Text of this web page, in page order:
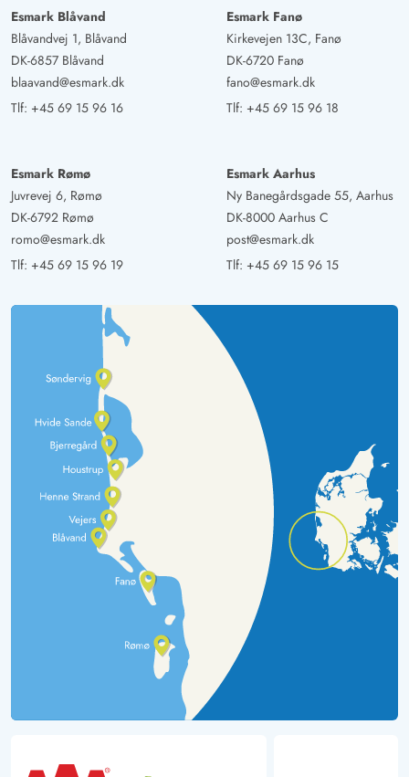
Esmark Blåvand
Blåvandvej 1, Blåvand
DK-6857 Blåvand
blaavand@esmark.dk
Tlf: +45 69 15 96 16
Esmark Fanø
Kirkevejen 13C, Fanø
DK-6720 Fanø
fano@esmark.dk
Tlf: +45 69 15 96 18
Esmark Rømø
Juvrevej 6, Rømø
DK-6792 Rømø
romo@esmark.dk
Tlf: +45 69 15 96 19
Esmark Aarhus
Ny Banegårdsgade 55, Aarhus
DK-8000 Aarhus C
post@esmark.dk
Tlf: +45 69 15 96 15